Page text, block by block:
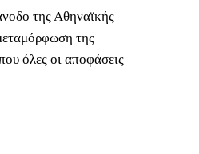
της Αθηναϊκής
της
όλες οι αποφάσεις